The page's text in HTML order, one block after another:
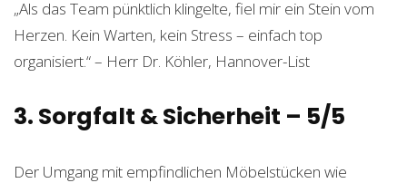
„Als das Team pünktlich klingelte, fiel mir ein Stein vom
Herzen. Kein Warten, kein Stress – einfach top
organisiert.“ – Herr Dr. Köhler, Hannover-List
3. Sorgfalt & Sicherheit – 5/5
Der Umgang mit empfindlichen Möbelstücken wie